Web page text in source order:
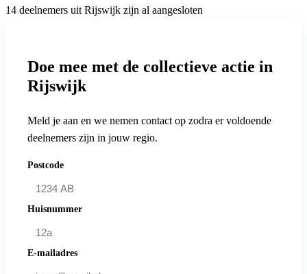
14 deelnemers uit Rijswijk zijn al aangesloten
Doe mee met de collectieve actie in
Rijswijk
Meld je aan en we nemen contact op zodra er voldoende
deelnemers zijn in jouw regio.
Postcode
Huisnummer
E-mailadres